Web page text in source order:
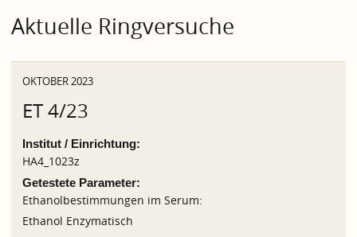
Aktuelle Ringversuche
OKTOBER 2023
ET 4/23
Institut / Einrichtung:
HA4_1023z
Getestete Parameter:
Ethanolbestimmungen im Serum:
Ethanol Enzymatisch